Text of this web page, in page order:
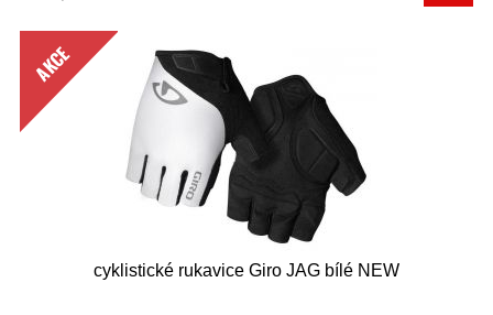
AKCE
cyklistické rukavice Giro JAG bílé NEW